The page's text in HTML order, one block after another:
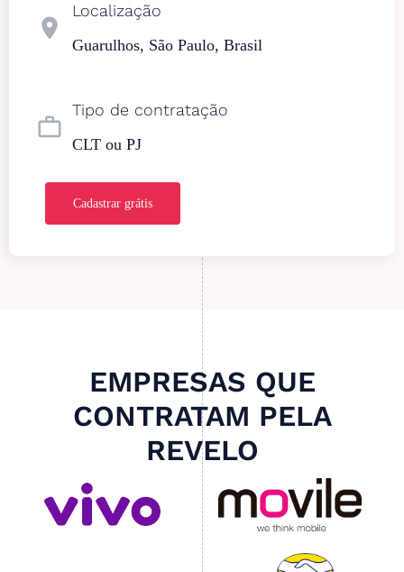
location_on
Localização
Guarulhos, São Paulo, Brasil
work_outline
Tipo de contratação
CLT ou PJ
Cadastrar grátis
EMPRESAS QUE
CONTRATAM PELA
REVELO